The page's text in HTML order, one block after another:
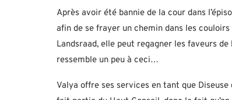
Après avoir été bannie de la cour dans
afin de se frayer un chemin dans les
Landsraad, elle peut regagner les faveurs
ressemble un peu à ceci…
Valya offre ses services en tant que